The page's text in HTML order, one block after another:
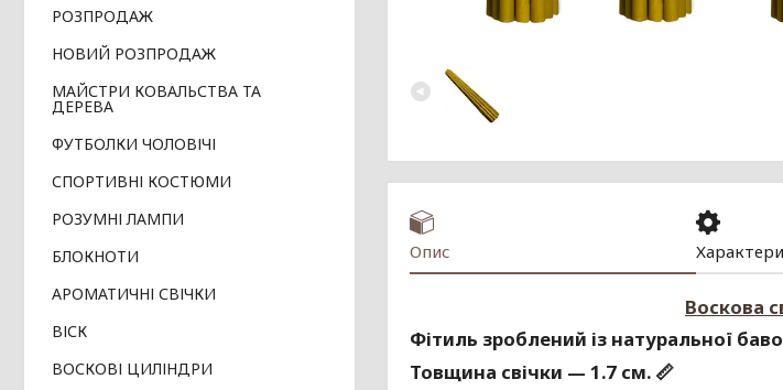
Опис
Воскова
Фітиль зроблений із натуральної
Товщина свічки — 1.7 см. 📏
РОЗПРОДАЖ
НОВИЙ РОЗПРОДАЖ
МАЙСТРИ КОВАЛЬСТВА ТА
ДЕРЕВА
ФУТБОЛКИ ЧОЛОВІЧІ
СПОРТИВНІ КОСТЮМИ
РОЗУМНІ ЛАМПИ
БЛОКНОТИ
АРОМАТИЧНІ СВІЧКИ
ВІСК
ВОСКОВІ ЦИЛІНДРИ